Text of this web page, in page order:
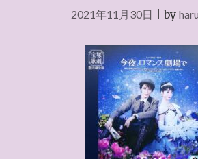
2021年11月30日 |by